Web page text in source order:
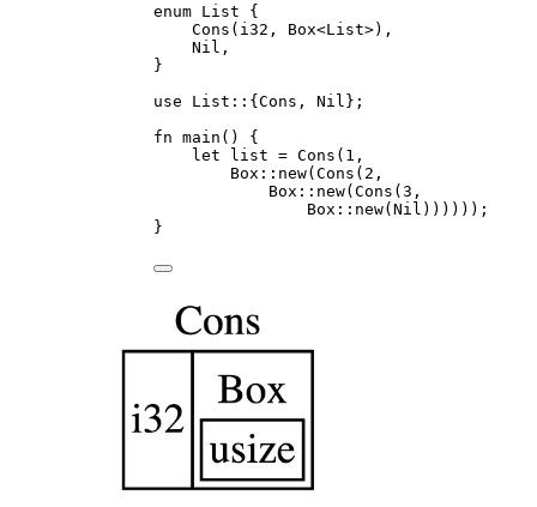
enum List {
Cons (i32, Box<List>),
Nil,
}
use List :: {Cons, Nil};
fn main () {
let
list = Cons ( 1 ,
Box :: new(Cons ( 2 ,
Box :: new(Cons (3 ,
Box :: new(Nil))))));
}